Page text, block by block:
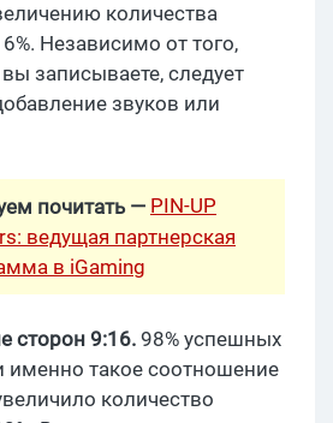
количества
Независимо от того,
записываете, следует
звуков или
почитать — PIN-UP
ведущая партнерская
в iGaming
сторон 9:16.98% успешных
именно такое соотношение
количество